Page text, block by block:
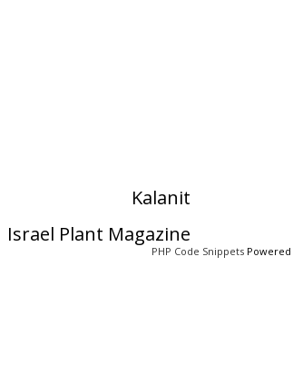
Kalanit
Israel Plant Magazine
PHP Code Snippets Powered